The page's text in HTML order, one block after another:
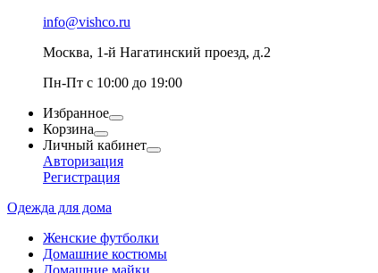
info@vishco.ru
Москва, 1-й Нагатинский проезд, д.2
Пн-Пт с 10:00 до 19:00
Избранное
Корзина
Личный кабинет
Авторизация
Регистрация
Одежда для дома
Женские футболки
Домашние костюмы
Домашние майки